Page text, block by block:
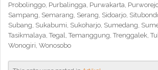
Probolinggo, Purbalingga, Purwakarta,
Sampang, Semarang, Serang, Sidoarjo,
Subang, Sukabumi, Sukoharjo, Sumedang,
Tasikmalaya, Tegal, Temanggung, Trenggalek,
Wonogiri, Wonosobo